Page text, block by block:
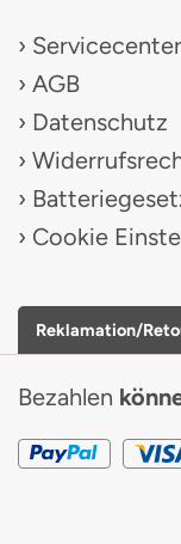
Servicecenter
AGB
Datenschutz
Cookie
Reklamation/
Bezahlen